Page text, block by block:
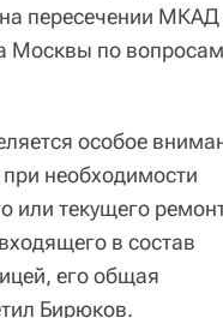
пересечении МКАД
Москвы по
особое
необходимости
или текущего
в состав
его общая
Бирюков.